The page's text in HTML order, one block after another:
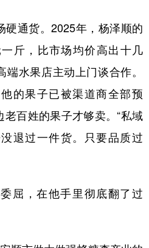
通货。2025年，杨泽顺的
斤，比市场均价高出十几
水果店主动上门谈合作。
的果子已被渠道商全部预
百姓的果子才够卖。“私域
退过一件货。只要品质过
，在他手里彻底翻了过